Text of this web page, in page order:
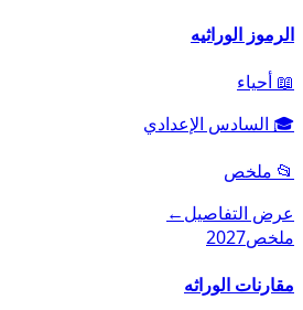
الرموز الوراثيه
📖 أحياء
🎓 السادس الإعدادي
📂 ملخص
عرض التفاصيل←
ملخص2027
مقارنات الوراثه